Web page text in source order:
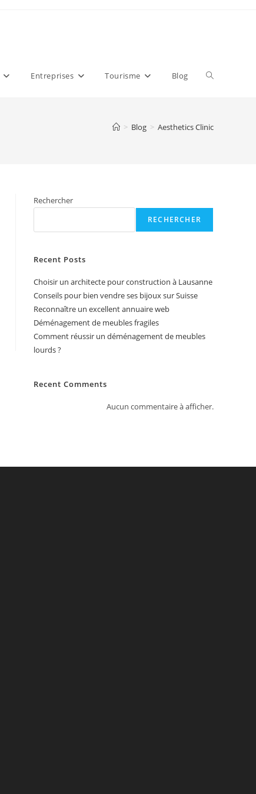
Entreprises Tourisme Blog Toggle
> Blog > Aesthetics Clinic
Rechercher
RECHERCHER
Recent Posts
Choisir un architecte pour construction à Lausanne
Conseils pour bien vendre ses bijoux sur Suisse
Reconnaître un excellent annuaire web
Déménagement de meubles fragiles
Comment réussir un déménagement de meubles
lourds ?
Recent Comments
Aucun commentaire à afficher.